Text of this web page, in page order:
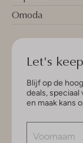
Omoda
Let's
Blijf op de
deals,
en maak kans